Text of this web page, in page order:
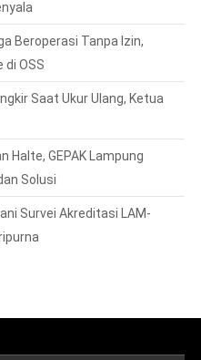
Beroperasi Tanpa Izin,
di OSS
Saat Ukur Ulang, Ketua
Halte, GEPAK Lampung
Solusi
Survei Akreditasi LAM-